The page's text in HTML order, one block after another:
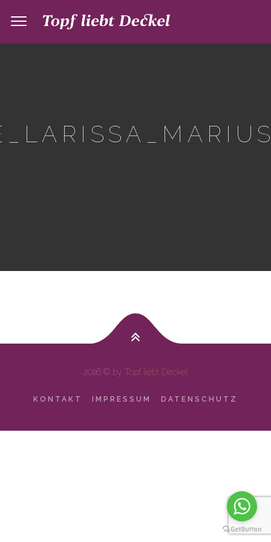
2026 © by Topf liebt Deckel
KONTAKT IMPRESSUM DATENSCHUTZ